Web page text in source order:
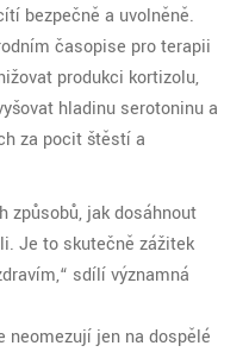
bezpečně a uvolněně.
časopise pro terapii
produkci kortizolu,
hladinu serotoninu a
za pocit štěstí a
způsobů, jak dosáhnout
Je to skutečně zážitek
sdílí významná
neomezují jen na dospělé